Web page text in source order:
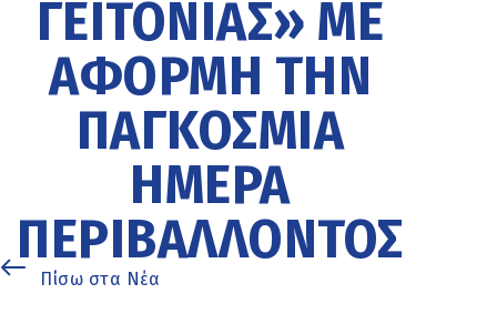
ΓΕΙΤΟΝΙΆΣ» ΜΕ
ΑΦΟΡΜΉ ΤΗΝ
ΠΑΓΚΌΣΜΙΑ
ΗΜΈΡΑ
ΠΕΡΙΒΆΛΛΟΝΤΟΣ
Πίσω στα Νέα